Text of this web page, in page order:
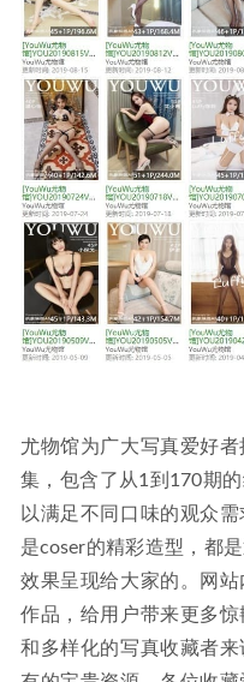
尤物馆为广大写真爱好
集，包含了从1到170期
以满足不同口味的观众
是coser的精彩造型，都
效果呈现给大家的。网
作品，给用户带来更多
和多样化的写真收藏者
[XIAOYU语画界
636MB] 2023-01-07
雨波_HaneAme –
2023-10-13
[Xiuren秀人网
2025-01-28
[微密圈]120斤的小王同